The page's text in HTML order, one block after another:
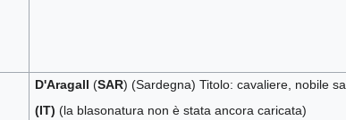
D'Aragall (SAR) (Sardegna) Titolo: cavaliere, nobile
(IT) (la blasonatura non è stata ancora caricata)